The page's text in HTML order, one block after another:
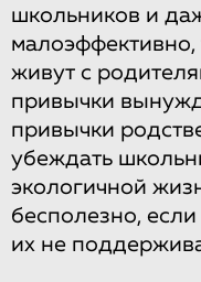
школьников и
малоэффективно,
живут с
привычки
привычки
убеждать
экологичной
бесполезно,
их не